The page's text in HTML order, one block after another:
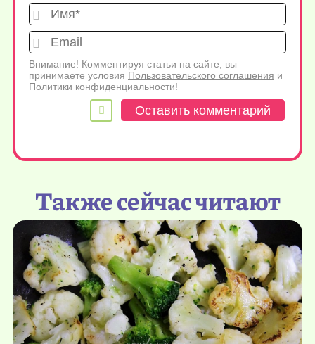
Имя*
Внимание! Комментируя статьи на сайте, вы
принимаете условия Пользовательского соглашения и
Политики конфиденциальности!
Также сейчас читают